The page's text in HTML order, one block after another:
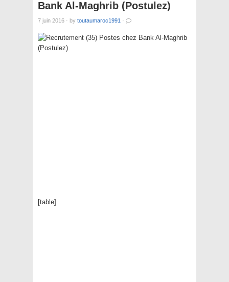
Bank Al-Maghrib (Postulez)
7 juin 2016 · by toutaumaroc1991 ·
[table]